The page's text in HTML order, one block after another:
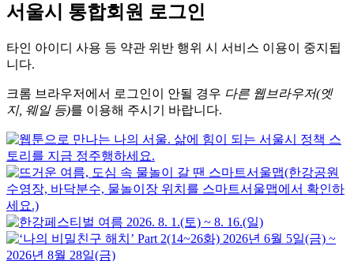
서울시 통합회원 로그인
타인 아이디 사용 등 약관 위반 행위 시 서비스 이용이 중지됩
니다.
크롬 브라우저에서 로그인이 안될 경우 다른 웹브라우저(엣
지, 웨일 등)를 이용해 주시기 바랍니다.